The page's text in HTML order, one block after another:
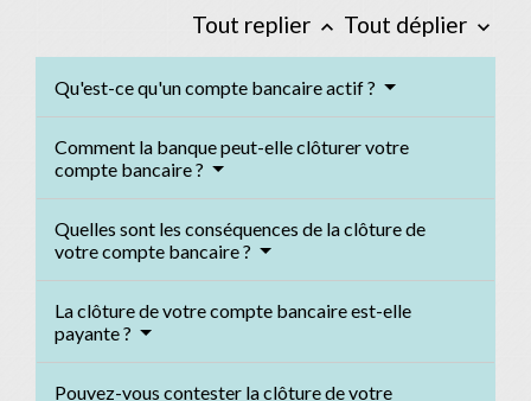
Tout replier keyboard_arrow_up Tout déplier keyboard_arrow_down
Qu'est-ce qu'un compte bancaire actif ?
Comment la banque peut-elle clôturer votre
compte bancaire ?
Quelles sont les conséquences de la clôture de
votre compte bancaire ?
La clôture de votre compte bancaire est-elle
payante ?
Pouvez-vous contester la clôture de votre